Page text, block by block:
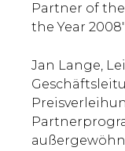
Partner of
the Year
Jan Lange,